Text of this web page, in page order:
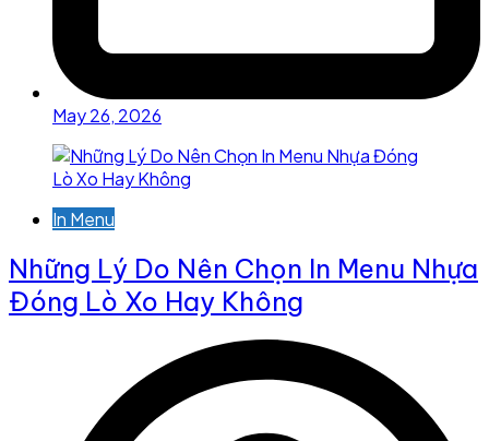
May 26, 2026
In Menu
Những Lý Do Nên Chọn In Menu Nhựa
Đóng Lò Xo Hay Không